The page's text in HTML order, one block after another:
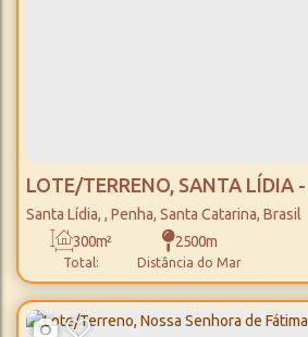
LOTE/TERRENO, SANTA LÍDIA
Santa Lídia , Penha, Santa Catarina, Brasil
Total:
300m² 2500m
Distância do Mar